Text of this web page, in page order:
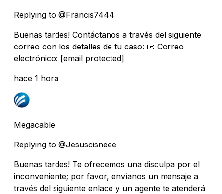
Replying to @Francis7444
Buenas tardes! Contáctanos a través del siguiente
correo con los detalles de tu caso: 📧 Correo
electrónico: [email protected]
hace 1 hora
Megacable
Replying to @Jesuscisneee
Buenas tardes! Te ofrecemos una disculpa por el
inconveniente; por favor, envíanos un mensaje a
través del siguiente enlace y un agente te atenderá